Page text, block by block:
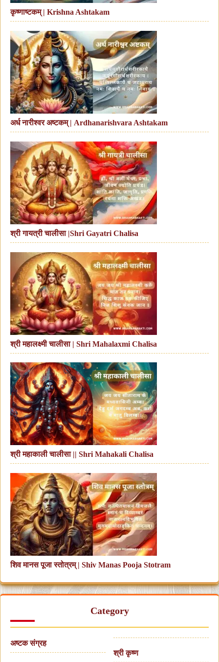
कृष्णाष्टकम् | Krishna Ashtakam
अर्ध नारीश्वर अष्टकम् | Ardhanarishvara Ashtakam
श्री गायत्री चालीसा |Shri Gayatri Chalisa
श्री महालक्ष्मी चालीसा | Shri Mahalaxmi Chalisa
श्री महाकाली चालीसा || Shri Mahakali Chalisa
शिव मानस पूजा स्तोत्रम् | Shiv Manas Pooja Stotram
Category
अष्टक संग्रह
श्री कृष्ण